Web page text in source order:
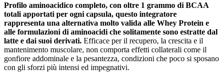
Profilo aminoacidico completo, con oltre 1 grammo di BCAA
totali apportati per ogni capsula, questo integratore
rappresenta una alternativa molto valida alle Whey Protein e
alle formulazioni di aminoacidi che solitamente sono estratte dal
latte e dai suoi derivati. Efficace per il recupero, la crescita e il
mantenimento muscolare, non comporta effetti collaterali come il
gonfiore addominale e la pesantezza, condizioni che poco si sposano
con gli sforzi più intensi ed impegnativi.